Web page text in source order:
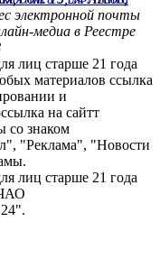
электронной почты
медиа в Реестре
лиц старше 21 года
материалов ссылка
и
на сайтт
со знаком
"Реклама", "Новости
лиц старше 21 года